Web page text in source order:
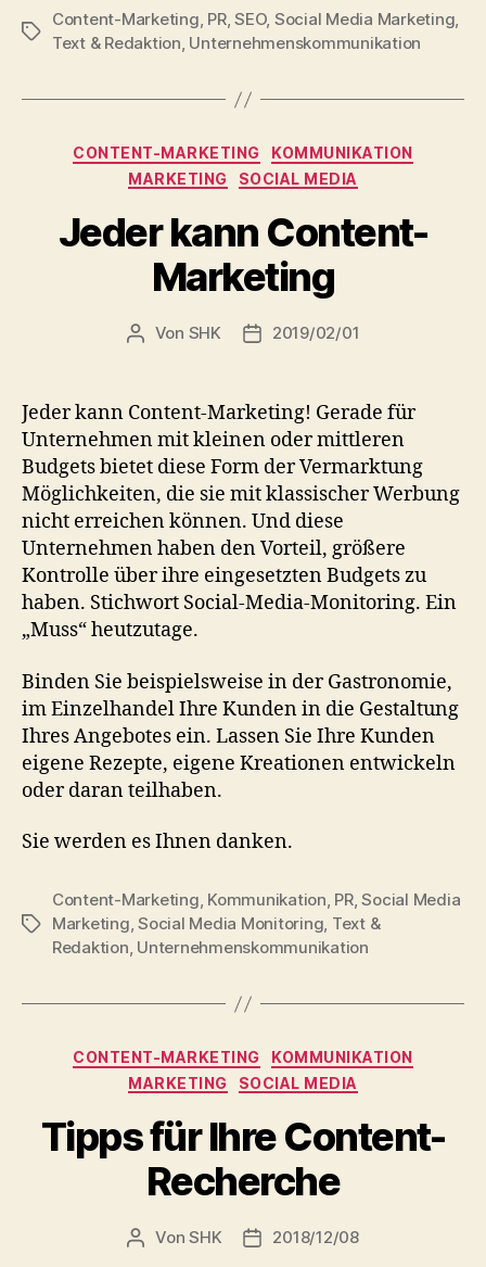
Schlagwörter
Content-Marketing, PR,SEO, Social Media Marketing,
Text & Redaktion, Unternehmenskommunikation
Kategorien
CONTENT-MARKETING
KOMMUNIKATION
MARKETING
SOCIAL MEDIA
Jeder kann Content-
Marketing
Beitragsautor
Von SHK Veröffentlichungsdatum
2019/02/01
Jeder kann Content-Marketing! Gerade für
Unternehmen mit kleinen oder mittleren
Budgets bietet diese Form der Vermarktung
Möglichkeiten, die sie mit klassischer Werbung
nicht erreichen können. Und diese
Unternehmen haben den Vorteil, größere
Kontrolle über ihre eingesetzten Budgets zu
haben. Stichwort Social-Media-Monitoring. Ein
„Muss“ heutzutage.
Binden Sie beispielsweise in der Gastronomie,
im Einzelhandel Ihre Kunden in die Gestaltung
Ihres Angebotes ein. Lassen Sie Ihre Kunden
eigene Rezepte, eigene Kreationen entwickeln
oder daran teilhaben.
Sie werden es Ihnen danken.
Schlagwörter
Content-Marketing, Kommunikation, PR,Social Media
Marketing,Social Media Monitoring, Text &
Redaktion, Unternehmenskommunikation
Kategorien
CONTENT-MARKETING
KOMMUNIKATION
MARKETING
SOCIAL MEDIA
Tipps für Ihre Content-
Recherche
Beitragsautor
VonSHK Veröffentlichungsdatum
2018/12/08